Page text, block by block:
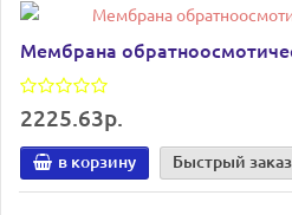
Мембрана
2225.63р.
в корзину Быстрый заказ